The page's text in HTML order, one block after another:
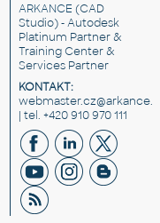
ARKANCE (CAD
Studio) - Autodesk
Platinum Partner &
Training Center &
Services Partner
KONTAKT:
| tel. +420 910 970 111